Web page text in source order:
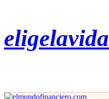
eligelavida